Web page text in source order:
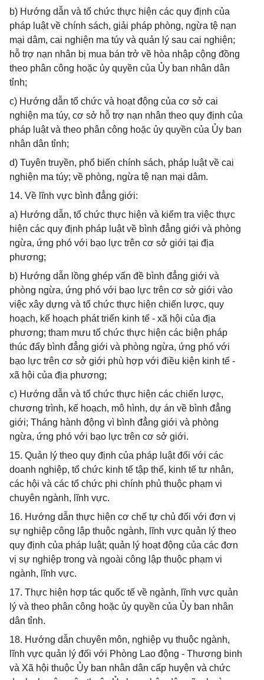
b) Hướng dẫn và tổ chức thực hiện các quy định của
pháp luật về chính sách, giải pháp phòng, ngừa tệ nạn
mại dâm, cai nghiện ma túy và quản lý sau cai nghiện;
hỗ trợ nạn nhân bị mua bán trở về hòa nhập cộng đồng
theo phân công hoặc ủy quyền của Ủy ban nhân dân
tỉnh;
c) Hướng dẫn tổ chức và hoạt động của cơ sở cai
nghiện ma túy, cơ sở hỗ trợ nạn nhân theo quy định của
pháp luật và theo phân công hoặc ủy quyền của Ủy ban
nhân dân tỉnh;
d) Tuyên truyền, phổ biến chính sách, pháp luật về cai
nghiện ma túy; về phòng, ngừa tệ nạn mại dâm.
14. Về lĩnh vực bình đẳng giới:
a) Hướng dẫn, tổ chức thực hiện và kiểm tra việc thực
hiện các quy định pháp luật về bình đẳng giới và phòng
ngừa, ứng phó với bạo lực trên cơ sở giới tại địa
phương;
b) Hướng dẫn lồng ghép vấn đề bình đẳng giới và
phòng ngừa, ứng phó với bạo lực trên cơ sở giới vào
việc xây dựng và tổ chức thực hiện chiến lược, quy
hoạch, kế hoạch phát triển kinh tế - xã hội của địa
phương; tham mưu tổ chức thực hiện các biện pháp
thúc đẩy bình đẳng giới và phòng ngừa, ứng phó với
bạo lực trên cơ sở giới phù hợp với điều kiện kinh tế -
xã hội của địa phương;
c) Hướng dẫn và tổ chức thực hiện các chiến lược,
chương trình, kế hoạch, mô hình, dự án về bình đẳng
giới; Tháng hành động vì bình đẳng giới và phòng
ngừa, ứng phó với bạo lực trên cơ sở giới.
15. Quản lý theo quy định của pháp luật đối với các
doanh nghiệp, tổ chức kinh tế tập thể, kinh tế tư nhân,
các hội và các tổ chức phi chính phủ thuộc phạm vi
chuyên ngành, lĩnh vực.
16. Hướng dẫn thực hiện cơ chế tự chủ đối với đơn vị
sự nghiệp công lập thuộc ngành, lĩnh vực quản lý theo
quy định của pháp luật; quản lý hoạt động của các đơn
vị sự nghiệp trong và ngoài công lập thuộc phạm vi
ngành, lĩnh vực.
17. Thực hiện hợp tác quốc tế về ngành, lĩnh vực quản
lý và theo phân công hoặc ủy quyền của Ủy ban nhân
dân tỉnh.
18. Hướng dẫn chuyên môn, nghiệp vụ thuộc ngành,
lĩnh vực quản lý đối với Phòng Lao động - Thương binh
và Xã hội thuộc Ủy ban nhân dân cấp huyện và chức